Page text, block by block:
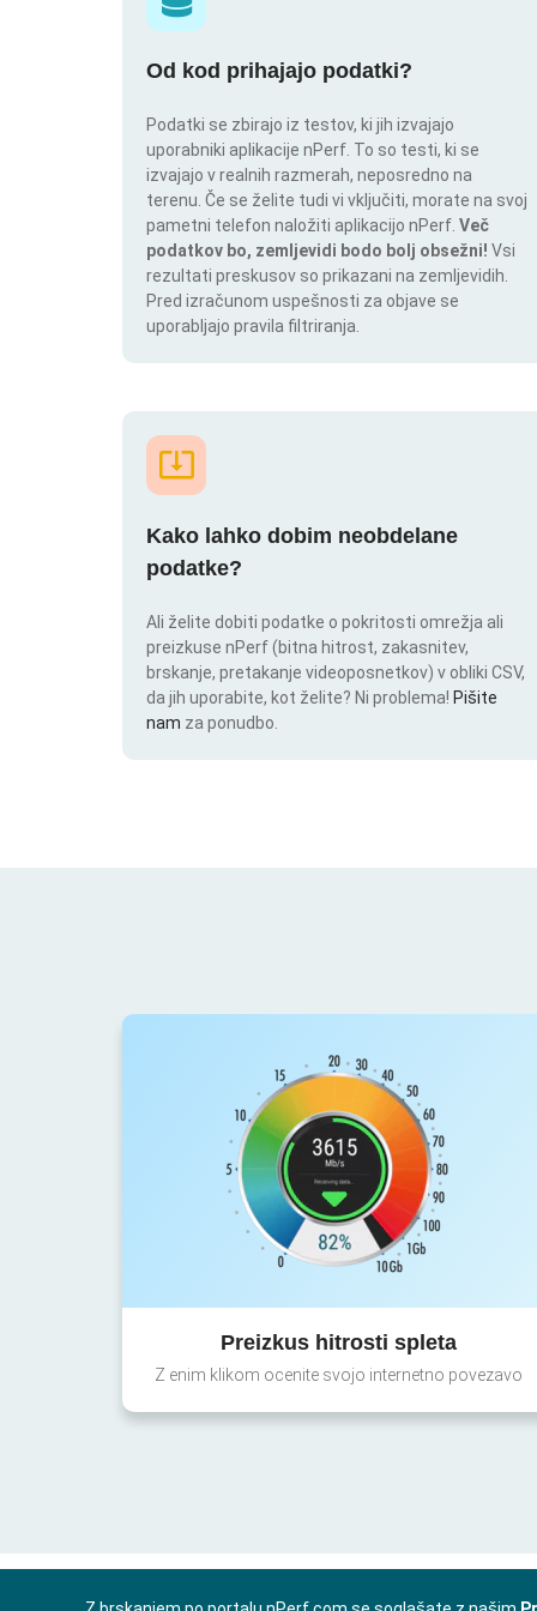
Od kod prihajajo podatki?
Podatki se zbirajo iz testov, ki jih izvajajo
uporabniki aplikacije nPerf. To so testi, ki se
izvajajo v realnih razmerah, neposredno na
terenu. Če se želite tudi vi vključiti, morate na svoj
pametni telefon naložiti aplikacijo nPerf. Več
podatkov bo, zemljevidi bodo bolj obsežni! Vsi
rezultati preskusov so prikazani na zemljevidih.
Pred izračunom uspešnosti za objave se
uporabljajo pravila filtriranja.
Kako lahko dobim neobdelane
podatke?
Ali želite dobiti podatke o pokritosti omrežja ali
preizkuse nPerf (bitna hitrost, zakasnitev,
brskanje, pretakanje videoposnetkov) v obliki CSV,
da jih uporabite, kot želite? Ni problema! Pišite
nam za ponudbo.
Preizkus hitrosti spleta
Z enim klikom ocenite svojo internetno povezavo